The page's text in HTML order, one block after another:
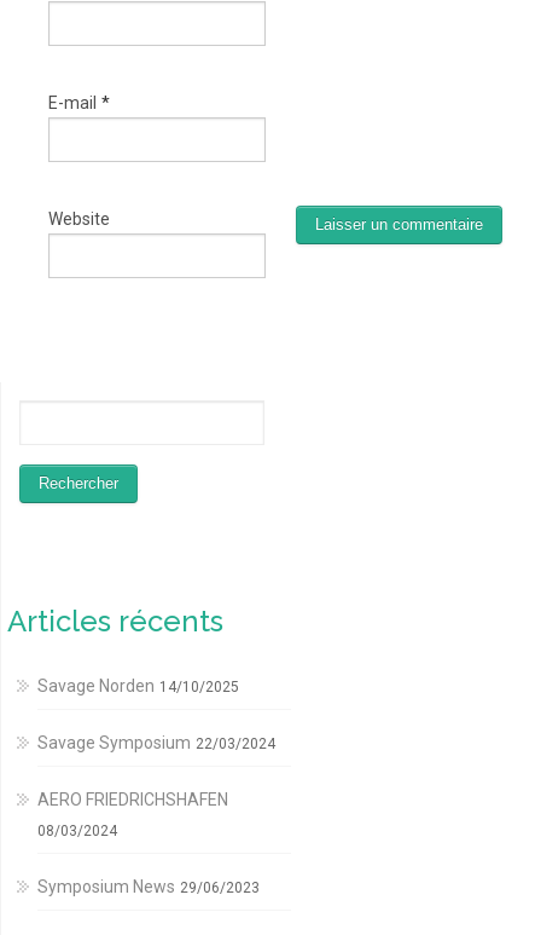
E-mail *
Website
Articles récents
Savage Norden 14/10/2025
Savage Symposium 22/03/2024
AERO FRIEDRICHSHAFEN
08/03/2024
Symposium News 29/06/2023